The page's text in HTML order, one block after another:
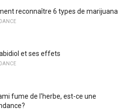
reconnaître 6 types de marijuana
et ses effets
fume de l'herbe, est-ce une